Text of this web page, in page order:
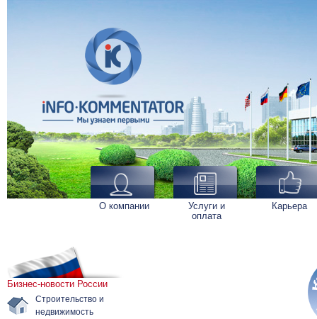
О компании
Услуги и
оплата
Карьера
Бизнес-новости России
Строительство и
недвижимость